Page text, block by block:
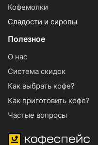
Кофемолки
Сладости и сиропы
Полезное
О нас
Система скидок
Как выбрать кофе?
Как приготовить кофе?
Частые вопросы